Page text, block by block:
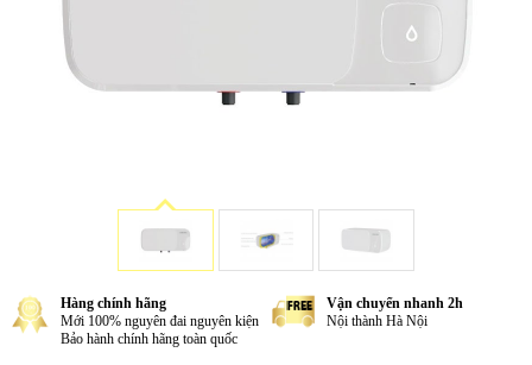
Hàng chính hãng
Mới 100% nguyên đai nguyên kiện
Bảo hành chính hãng toàn quốc
Vận chuyển nhanh 2h
Nội thành Hà Nội